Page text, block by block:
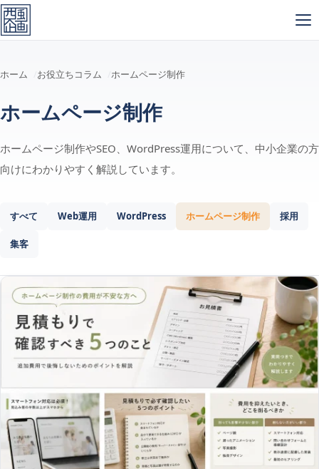
メインコンテンツへスキップ
ホーム お役立ちコラム ホームページ制作
ホームページ制作
ホームページ制作やSEO、WordPress運用について、中小企業の方
向けにわかりやすく解説しています。
すべて Web運用 WordPress ホームページ制作 採用
集客
記事一覧